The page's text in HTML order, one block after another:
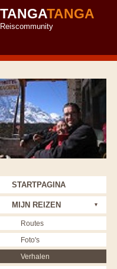
TANGATANGA
Reiscommunity
STARTPAGINA
MIJN REIZEN
Routes
Foto's
Verhalen